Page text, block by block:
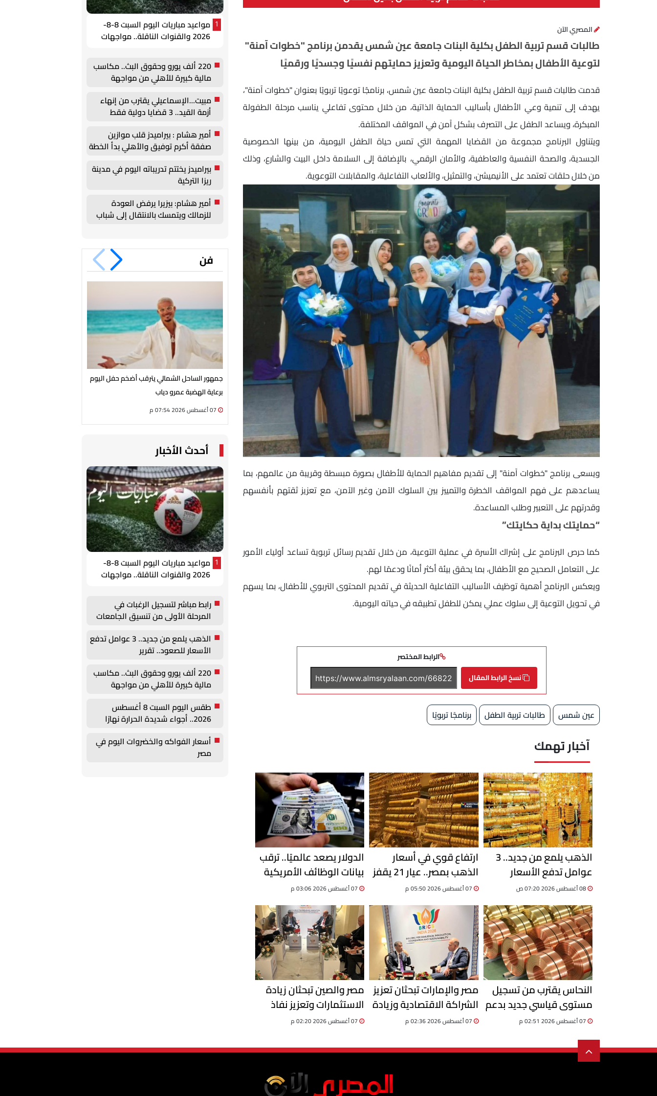
المصري الآن
طالبات قسم تربية الطفل بكلية البنات جامعة عين شمس يقدمن برنامج "خطوات آمنة"
لتوعية الأطفال بمخاطر الحياة اليومية وتعزيز حمايتهم نفسيًا وجسديًا ورقميًا
قدمت طالبات قسم تربية الطفل بكلية البنات جامعة عين شمس، برنامجًا توعويًا تربويًا بعنوان "خطوات آمنة"،
يهدف إلى تنمية وعي الأطفال بأساليب الحماية الذاتية، من خلال محتوى تفاعلي يناسب مرحلة الطفولة
المبكرة، ويساعد الطفل على التصرف بشكل آمن في المواقف المختلفة.
ويتناول البرنامج مجموعة من القضايا المهمة التي تمس حياة الطفل اليومية، من بينها الخصوصية
الجسدية، والصحة النفسية والعاطفية، والأمان الرقمي، بالإضافة إلى السلامة داخل البيت والشارع، وذلك
من خلال حلقات تعتمد على الأنيميشن، والتمثيل، والألعاب التفاعلية، والمقابلات التوعوية.
ويسعى برنامج "خطوات آمنة" إلى تقديم مفاهيم الحماية للأطفال بصورة مبسطة وقريبة من عالمهم، بما
يساعدهم على فهم المواقف الخطرة والتمييز بين السلوك الآمن وغير الآمن، مع تعزيز ثقتهم بأنفسهم
وقدرتهم على التعبير وطلب المساعدة.
“حمايتك بداية حكايتك”
كما حرص البرنامج على إشراك الأسرة في عملية التوعية، من خلال تقديم رسائل تربوية تساعد أولياء الأمور
على التعامل الصحيح مع الأطفال، بما يحقق بيئة أكثر أمانًا ودعمًا لهم.
ويعكس البرنامج أهمية توظيف الأساليب التفاعلية الحديثة في تقديم المحتوى التربوي للأطفال، بما يسهم
في تحويل التوعية إلى سلوك عملي يمكن للطفل تطبيقه في حياته اليومية.
الرابط المختصر
نسخ الرابط المقال
عين شمس طالبات تربية الطفل برنامجًا تربويًا
آخبار تهمك
الذهب يلمع من جديد.. 3
عوامل تدفع الأسعار
للصعود.. تقرير
ارتفاع قوي في أسعار
الذهب بمصر.. عيار 21 يقفز
إلى 6100 جنيه
الدولار يصعد عالميًا.. ترقب
بيانات الوظائف الأمريكية
يحسم اتجاه العملة
07 أغسطس 2026 03:06 م
النحاس يقترب من تسجيل
مستوى قياسي جديد بدعم
من تراجع المعروض عالميًا
مصر والإمارات تبحثان تعزيز
الشراكة الاقتصادية وزيادة
الاستثمارات والتبادل
مصر والصين تبحثان زيادة
الاستثمارات وتعزيز نفاذ
المنتجات المصرية إلى
07 أغسطس 2026 02:20 م
1
مواعيد مباريات اليوم السبت 8-8-
2026 والقنوات الناقلة.. مواجهات
220 ألف يورو وحقوق البث.. مكاسب
مالية كبيرة للأهلي من مواجهة
برشلونة في كأس خوان جامبر
مبيت...الإسماعيلي يقترب من إنهاء
أزمة القيد.. 3 قضايا دولية فقط
أمير هشام : بيراميدز قلب موازين
صفقة أكرم توفيق والأهلي بدأ الخطة
بيراميدز يختتم تدريباته اليوم في مدينة
ريزا التركية
أمير هشام: بيزيرا يرفض العودة
للزمالك ويتمسك بالانتقال إلى شباب
فن
جمهور الساحل الشمالي يترقب أضخم حفل اليوم
برعاية الهضبة عمرو دياب
أحدث الأخبار
1
مواعيد مباريات اليوم السبت 8-8-
2026 والقنوات الناقلة.. مواجهات
رابط مباشر لتسجيل الرغبات في
المرحلة الأولى من تنسيق الجامعات
الذهب يلمع من جديد.. 3 عوامل تدفع
الأسعار للصعود.. تقرير
220 ألف يورو وحقوق البث.. مكاسب
مالية كبيرة للأهلي من مواجهة
برشلونة في كأس خوان جامبر
طقس اليوم السبت 8 أغسطس
2026.. أجواء شديدة الحرارة نهارًا
أسعار الفواكه والخضروات اليوم في
مصر